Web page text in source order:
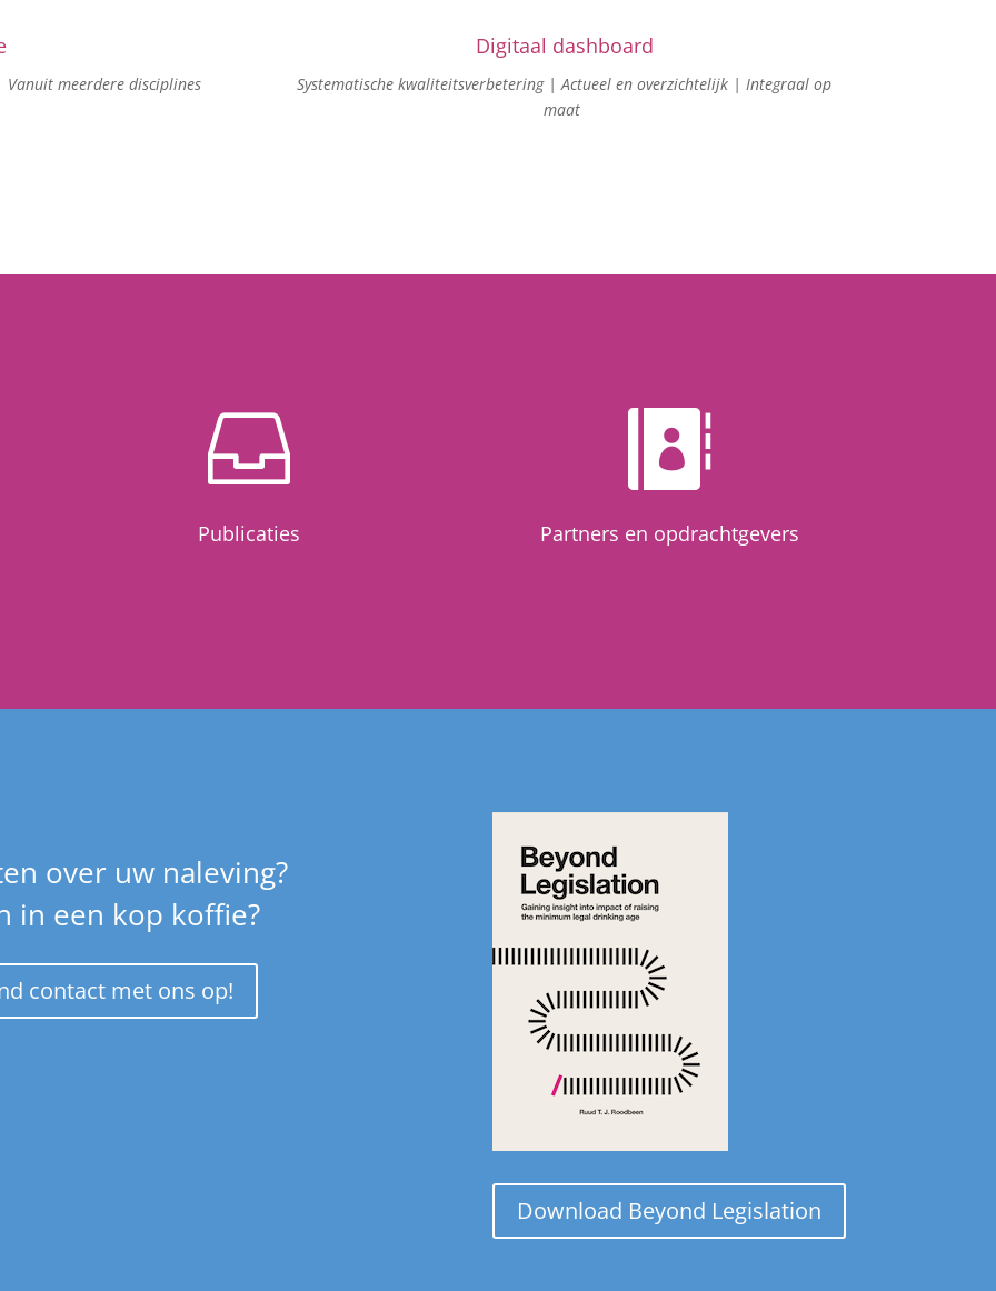
meerdere disciplines
Digitaal dashboard
Systematische kwaliteitsverbetering | Actueel en overzichtelijk | Integraal op
maat

Publicaties

Partners en opdrachtgevers
over uw naleving?
in een kop koffie?
contact met ons op!
Download Beyond Legislation